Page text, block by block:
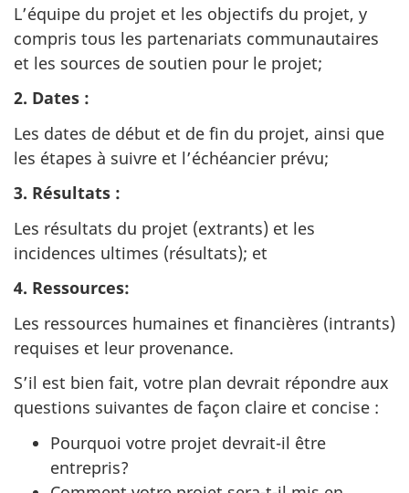
L’équipe du projet et les objectifs du projet, y
compris tous les partenariats communautaires
et les sources de soutien pour le projet;
2. Dates :
Les dates de début et de fin du projet, ainsi que
les étapes à suivre et l’échéancier prévu;
3. Résultats :
Les résultats du projet (extrants) et les
incidences ultimes (résultats); et
4. Ressources:
Les ressources humaines et financières (intrants)
requises et leur provenance.
S’il est bien fait, votre plan devrait répondre aux
questions suivantes de façon claire et concise :
Pourquoi votre projet devrait-il être
entrepris?